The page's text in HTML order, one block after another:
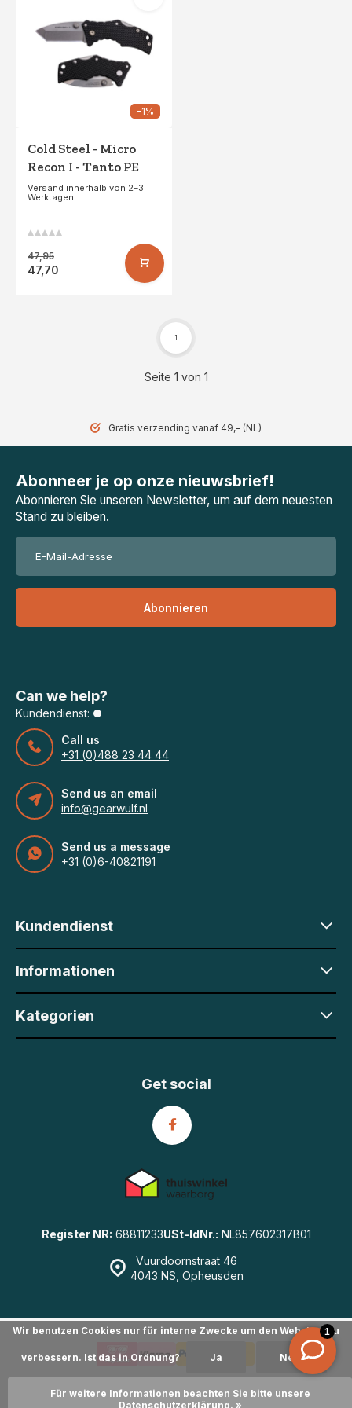
-1%
Cold Steel - Micro
Recon I - Tanto PE
Versand innerhalb von 2–3
Werktagen
47,95
47,70
Seite 1 von 1
1
Gratis verzending vanaf 49,- (NL)
Abonneer je op onze nieuwsbrief!
Abonnieren Sie unseren Newsletter, um auf dem neuesten
Stand zu bleiben.
Abonnieren
Can we help?
Kundendienst:
Call us
+31 (0)488 23 44 44
Send us an email
info@gearwulf.nl
Send us a message
+31 (0)6-40821191
Kundendienst
Informationen
Kategorien
Vuurdoornstraat 46
4043 NS, Opheusden
Register NR: 68811233USt-IdNr.: NL857602317B01
Get social
Wir benutzen Cookies nur für interne Zwecke um den Webshop zu
verbessern. Ist das in Ordnung? Ja Nein
Für weitere Informationen beachten Sie bitte unsere
Datenschutzerklärung. »